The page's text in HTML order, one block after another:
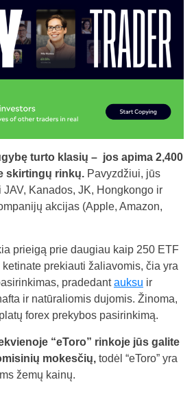
turto klasių – jos apima 2,400
skirtingų rinkų. Pavyzdžiui, jūs
Kanados, JK, Hongkongo ir
akcijas (Apple, Amazon,
prieigą prie daugiau kaip 250 ETF
prekiauti žaliavomis, čia yra
pradedantauksu ir
ir natūraliomis dujomis. Žinoma,
forex prekybos pasirinkimą.
“eToro” rinkoje jūs galite
mokesčių, todėl “eToro” yra
žemų kainų.